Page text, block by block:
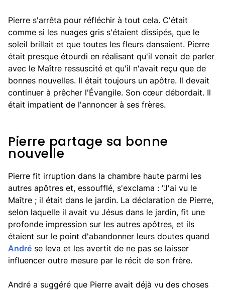
Pierre s'arrêta pour réfléchir à tout cela. C'était
comme si les nuages gris s'étaient dissipés, que le
soleil brillait et que toutes les fleurs dansaient. Pierre
était presque étourdi en réalisant qu'il venait de parler
avec le Maître ressuscité et qu'il n'avait reçu que de
bonnes nouvelles. Il était toujours un apôtre. Il devait
continuer à prêcher l'Évangile. Son cœur débordait. Il
était impatient de l'annoncer à ses frères.
Pierre partage sa bonne
nouvelle
Pierre fit irruption dans la chambre haute parmi les
autres apôtres et, essoufflé, s'exclama : "J'ai vu le
Maître ; il était dans le jardin. La déclaration de Pierre,
selon laquelle il avait vu Jésus dans le jardin, fit une
profonde impression sur les autres apôtres, et ils
étaient sur le point d'abandonner leurs doutes quand
André se leva et les avertit de ne pas se laisser
influencer outre mesure par le récit de son frère.
André a suggéré que Pierre avait déjà vu des choses